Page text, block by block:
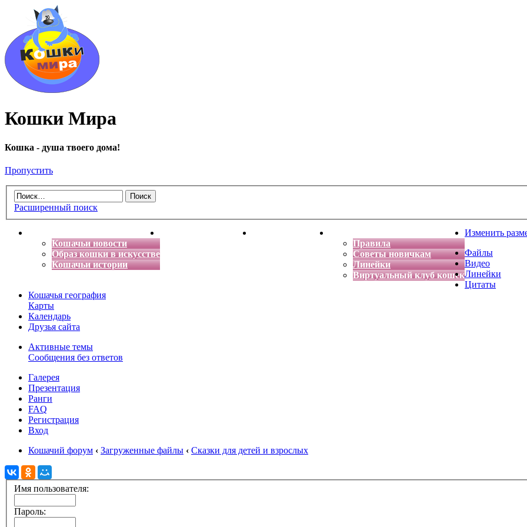
Кошки Мира
Кошка - душа твоего дома!
Пропустить
Расширенный поиск
Кошачьи новости
Образ кошки в искусстве
Кошачьи истории
Энциклопедия кошек Детская фантазия
Правила
Советы новичкам
Линейки
Виртуальный клуб кошек
Изменить
Файлы
Видео
Линейки
Цитаты
Кошачья география
Карты
Календарь
Друзья сайта
Активные темы
Сообщения без ответов
Галерея
Презентация
Ранги
FAQ
Регистрация
Вход
Кошачий форум ‹ Загруженные файлы ‹ Сказки для детей и взрослых
Имя пользователя:
Пароль: